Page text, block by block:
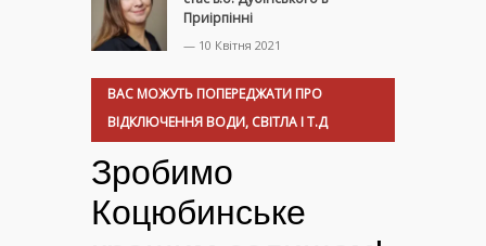
Приірпінні
— 10 Квітня 2021
ВАС МОЖУТЬ ПОПЕРЕДЖАТИ ПРО
ВІДКЛЮЧЕННЯ ВОДИ, СВІТЛА І Т.Д